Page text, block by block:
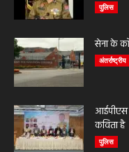
पुलिस
सेना के
अंतर्राष्ट्रीय
कविता है
पुलिस